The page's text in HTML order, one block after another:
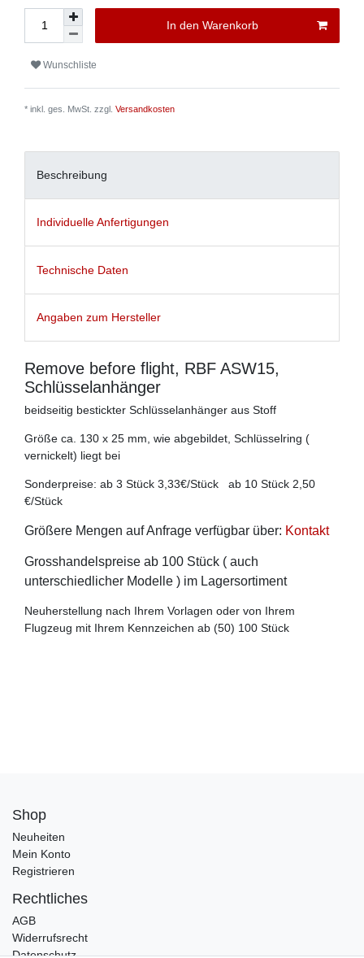
In den Warenkorb
Wunschliste
* inkl. ges. MwSt. zzgl. Versandkosten
Beschreibung
Individuelle Anfertigungen
Technische Daten
Angaben zum Hersteller
Remove before flight, RBF ASW15,
Schlüsselanhänger
beidseitig bestickter Schlüsselanhänger aus Stoff
Größe ca. 130 x 25 mm, wie abgebildet, Schlüsselring (
vernickelt) liegt bei
Sonderpreise: ab 3 Stück 3,33€/Stück ab 10 Stück 2,50
€/Stück
Größere Mengen auf Anfrage verfügbar über: Kontakt
Grosshandelspreise ab 100 Stück ( auch
unterschiedlicher Modelle ) im Lagersortiment
Neuherstellung nach Ihrem Vorlagen oder von Ihrem
Flugzeug mit Ihrem Kennzeichen ab (50) 100 Stück
Shop
Neuheiten
Mein Konto
Registrieren
Rechtliches
AGB
Widerrufsrecht
Datenschutz